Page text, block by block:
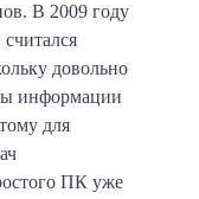
В 2009 году
довольно
информации
для
ПК уже